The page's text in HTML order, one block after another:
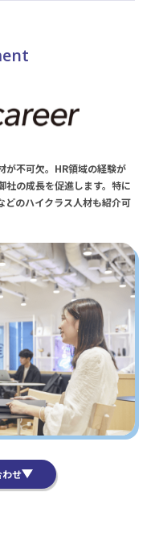
が不可欠。HR領域の経験が
社の成長を促進します。特に
どのハイクラス人材も紹介可
わせ